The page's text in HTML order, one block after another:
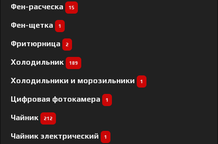
Фен-расческа 15
Фен-щетка 1
Фритюрница 2
Холодильник 189
Холодильники и морозильники 1
Цифровая фотокамера 1
Чайник 212
Чайник электрический 1